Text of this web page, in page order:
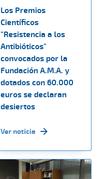
Los Premios
Científicos
"Resistencia a los
Antibióticos"
convocados por la
Fundación A.M.A. y
dotados con 60.000
euros se declaran
desiertos
Ver noticia